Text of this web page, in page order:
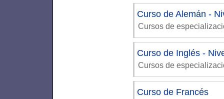
Curso de Alemán -
Cursos de
Curso de Inglés -
Cursos de
Curso de Francés